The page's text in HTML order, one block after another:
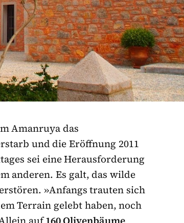
Amanruya das
und die Eröffnung 2011
sei eine Herausforderung
anderen. Es galt, das wilde
»Anfangs trauten sich
Terrain gelebt haben, noch